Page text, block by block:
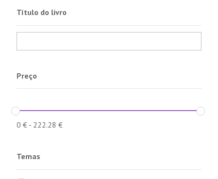
Título do livro
Preço
0 €- 222.28 €
Temas